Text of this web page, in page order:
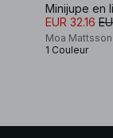
Minijupe en
EUR 32.16
Moa
1 Couleur